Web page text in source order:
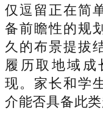
仅逗留正在简
备前瞻性的规
久的布景提拔
履历取地域成
现。家长和学
介能否具备此